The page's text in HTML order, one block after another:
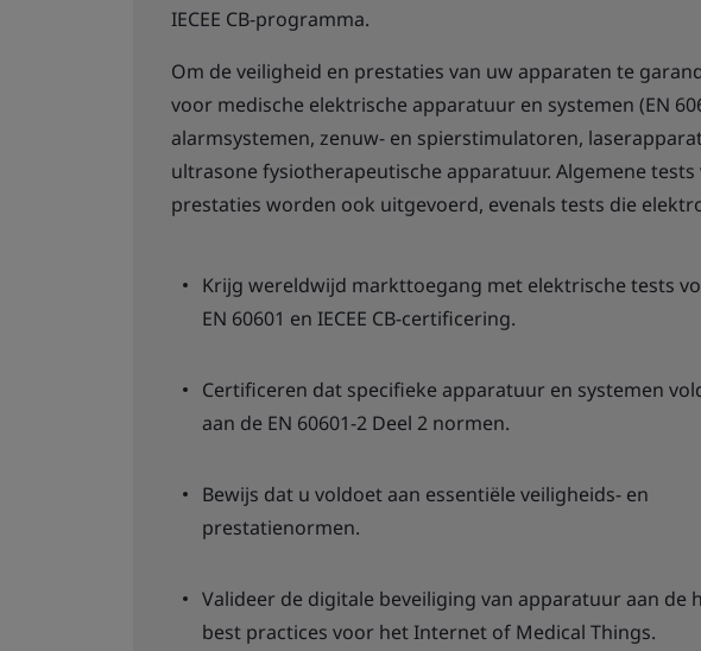
IECEE CB-programma.
Om de veiligheid en prestaties van uw apparaten te
voor medische elektrische apparatuur en systemen (EN
alarmsystemen, zenuw- en spierstimulatoren,
ultrasone fysiotherapeutische apparatuur. Algemene
prestaties worden ook uitgevoerd, evenals tests die
Krijg wereldwijd markttoegang met elektrische tests
EN 60601 en IECEE CB-certificering.
Certificeren dat specifieke apparatuur en systemen
aan de EN 60601-2 Deel 2 normen.
Bewijs dat u voldoet aan essentiële veiligheids- en
prestatienormen.
Valideer de digitale beveiliging van apparatuur aan de
best practices voor het Internet of Medical Things.